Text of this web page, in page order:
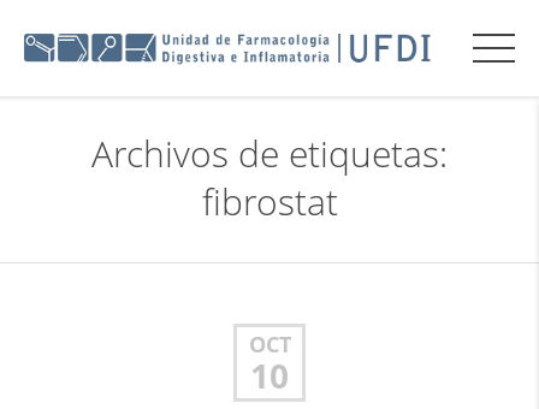
Archivos de etiquetas:
fibrostat
OCT
10